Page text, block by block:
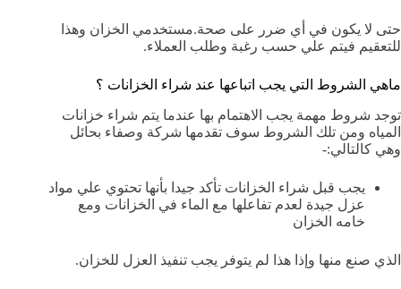
حتى لا يكون في أي ضرر على صحة.مستخدمي الخزان وهذا
للتعقيم فيتم علي حسب رغبة وطلب العملاء.
ماهي الشروط التي يجب اتباعها عند شراء الخزانات ؟
توجد شروط مهمة يجب الاهتمام بها عندما يتم شراء خزانات
المياه ومن تلك الشروط سوف تقدمها شركة وصفاء بحائل
وهي كالتالي:-
يجب قبل شراء الخزانات تأكد جيدا بأنها تحتوي علي مواد
عزل جيدة لعدم تفاعلها مع الماء في الخزانات ومع
خامه الخزان
الذي صنع منها وإذا هذا لم يتوفر يجب تنفيذ العزل للخزان.